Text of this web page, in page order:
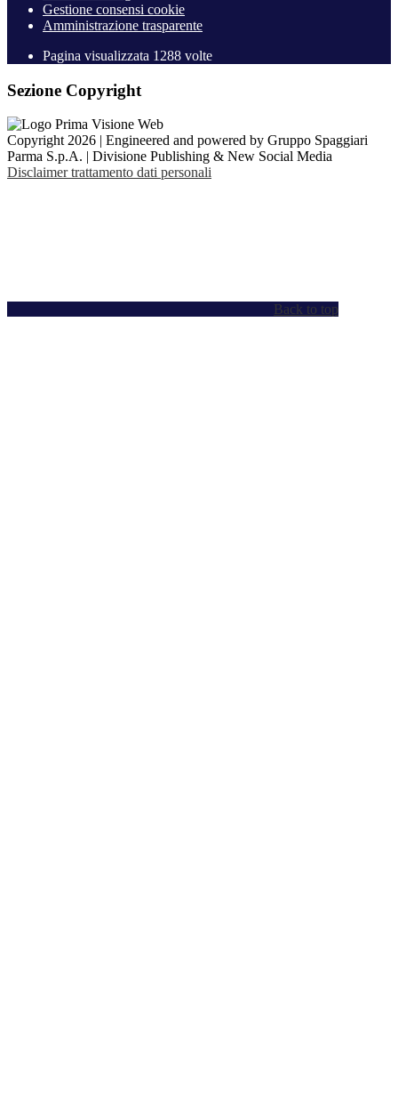
Gestione consensi cookie
Amministrazione trasparente
Pagina visualizzata 1288 volte
Sezione Copyright
Copyright 2026 | Engineered and powered by Gruppo Spaggiari
Parma S.p.A. | Divisione Publishing & New Social Media
Disclaimer trattamento dati personali
Back to top